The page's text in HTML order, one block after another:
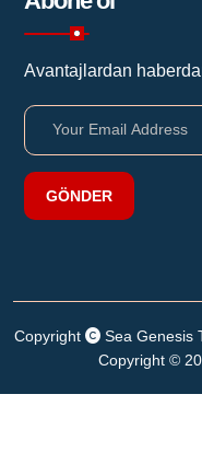
Avantajlardan
GÖNDER
Copyright
Sea Genesis
Copyright ©